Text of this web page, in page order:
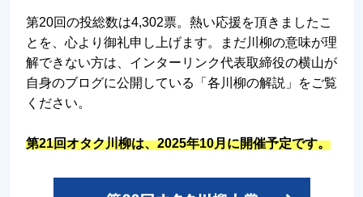
第20回の投総数は4,302票。熱い応援を頂きましたこ
とを、心より御礼申し上げます。まだ川柳の意味が理
解できない方は、インターリンク代表取締役の横山が
自身のブログに公開している「各川柳の解説」をご覧
ください。
第21回オタク川柳は、2025年10月に開催予定です。